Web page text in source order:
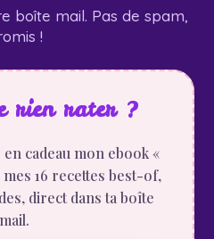
boîte mail. Pas de spam,
!
rien rater ?
cadeau mon ebook «
16 recettes best-of,
direct dans ta boîte
mail.